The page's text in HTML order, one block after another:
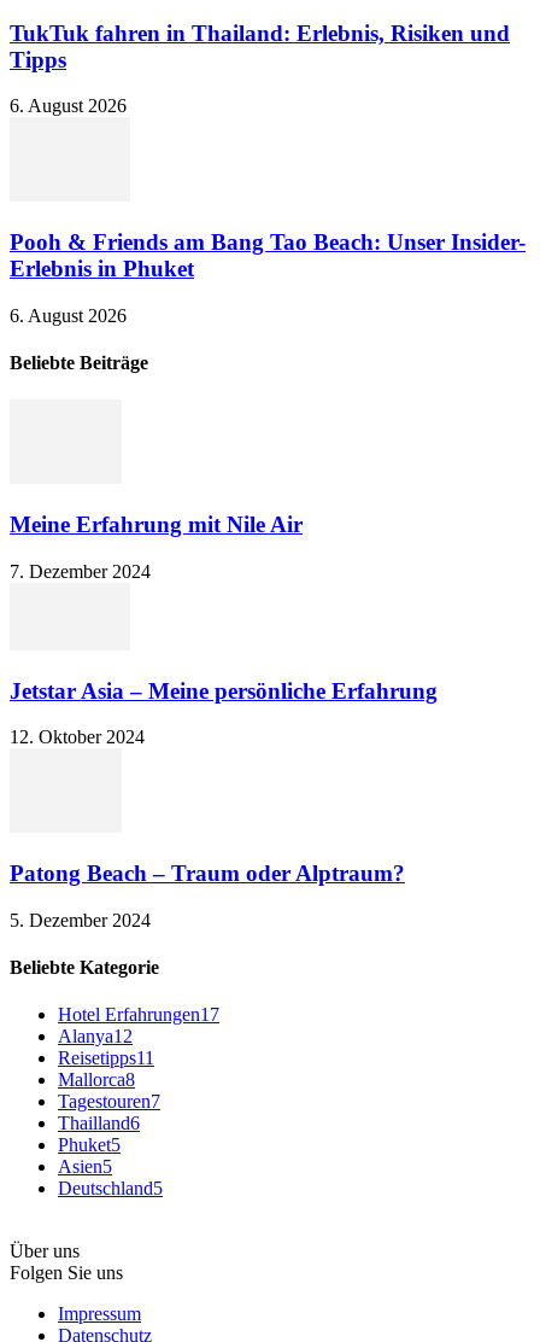
TukTuk fahren in Thailand: Erlebnis, Risiken und
Tipps
6. August 2026
Pooh & Friends am Bang Tao Beach: Unser Insider-
Erlebnis in Phuket
6. August 2026
Beliebte Beiträge
Meine Erfahrung mit Nile Air
7. Dezember 2024
Jetstar Asia – Meine persönliche Erfahrung
12. Oktober 2024
Patong Beach – Traum oder Alptraum?
5. Dezember 2024
Beliebte Kategorie
Hotel Erfahrungen17
Alanya12
Reisetipps11
Mallorca8
Tagestouren7
Thailland6
Phuket5
Asien5
Deutschland5
Über uns
Folgen Sie uns
Impressum
Datenschutz